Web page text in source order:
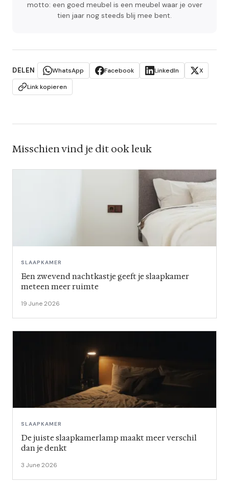
motto: een goed meubel is een meubel waar je over
tien jaar nog steeds blij mee bent.
DELEN WhatsApp Facebook LinkedIn
X
Link kopieren
Misschien vind je dit ook leuk
SLAAPKAMER
Een zwevend nachtkastje geeft je slaapkamer
meteen meer ruimte
19 June 2026
SLAAPKAMER
De juiste slaapkamerlamp maakt meer verschil
dan je denkt
3 June 2026